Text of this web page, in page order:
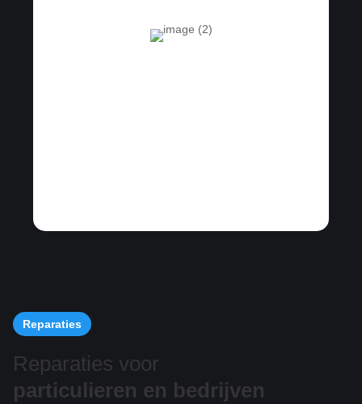
Reparaties
Reparaties voor
particulieren en bedrijven